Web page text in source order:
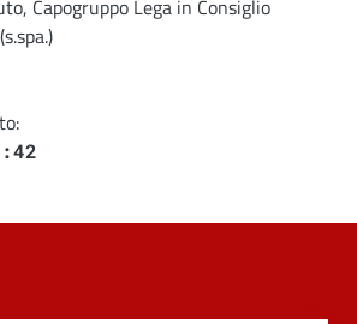
Capogruppo Lega in Consiglio